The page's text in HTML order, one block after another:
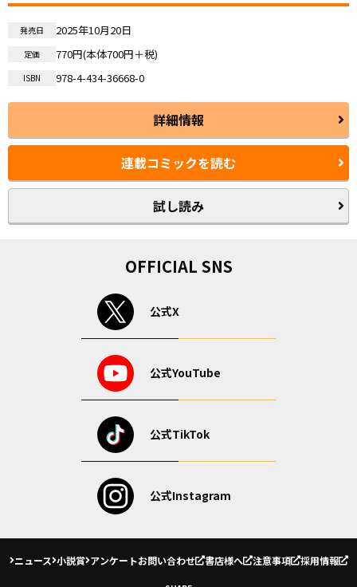
発売日 2025年10月20日
定価 770円(本体700円＋税)
ISBN 978-4-434-36668-0
詳細情報
連載コミックを読む
試し読み
OFFICIAL SNS
公式X
公式YouTube
公式TikTok
公式Instagram
ニュース 小説賞 アンケートお問い合わせ 書店様へ 注意事項 採用情報